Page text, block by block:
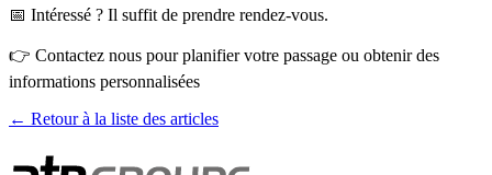
📅 Intéressé ? Il suffit de prendre rendez-vous.
👉 Contactez nous pour planifier votre passage ou obtenir des
informations personnalisées
← Retour à la liste des articles